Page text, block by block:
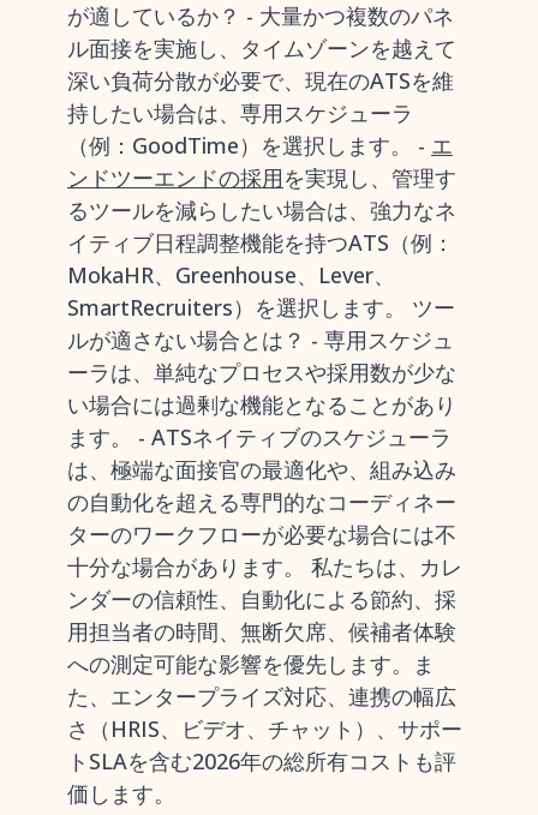
が適しているか？ - 大量かつ複数のパネ
ル面接を実施し、タイムゾーンを越えて
深い負荷分散が必要で、現在のATSを維
持したい場合は、専用スケジューラ
（例：GoodTime）を選択します。 - エ
ンドツーエンドの採用を実現し、管理す
るツールを減らしたい場合は、強力なネ
イティブ日程調整機能を持つATS（例：
MokaHR、Greenhouse、Lever、
SmartRecruiters）を選択します。 ツー
ルが適さない場合とは？ - 専用スケジュ
ーラは、単純なプロセスや採用数が少な
い場合には過剰な機能となることがあり
ます。 - ATSネイティブのスケジューラ
は、極端な面接官の最適化や、組み込み
の自動化を超える専門的なコーディネー
ターのワークフローが必要な場合には不
十分な場合があります。 私たちは、カレ
ンダーの信頼性、自動化による節約、採
用担当者の時間、無断欠席、候補者体験
への測定可能な影響を優先します。ま
た、エンタープライズ対応、連携の幅広
さ（HRIS、ビデオ、チャット）、サポー
トSLAを含む2026年の総所有コストも評
価します。